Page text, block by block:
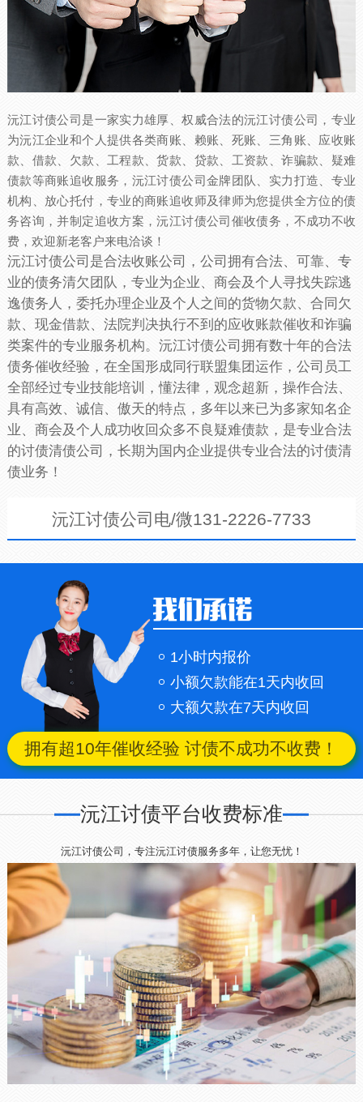
沅江讨债公司是一家实力雄厚、权威合法的沅江讨债公司，专业
为沅江企业和个人提供各类商账、赖账、死账、三角账、应收账
款、借款、欠款、工程款、货款、贷款、工资款、诈骗款、疑难
债款等商账追收服务，沅江讨债公司金牌团队、实力打造、专业
机构、放心托付，专业的商账追收师及律师为您提供全方位的债
务咨询，并制定追收方案，沅江讨债公司催收债务，不成功不收
费，欢迎新老客户来电洽谈！
沅江讨债公司是合法收账公司，公司拥有合法、可靠、专
业的债务清欠团队，专业为企业、商会及个人寻找失踪逃
逸债务人，委托办理企业及个人之间的货物欠款、合同欠
款、现金借款、法院判决执行不到的应收账款催收和诈骗
类案件的专业服务机构。沅江讨债公司拥有数十年的合法
债务催收经验，在全国形成同行联盟集团运作，公司员工
全部经过专业技能培训，懂法律，观念超新，操作合法、
具有高效、诚信、傲天的特点，多年以来已为多家知名企
业、商会及个人成功收回众多不良疑难债款，是专业合法
的讨债清债公司，长期为国内企业提供专业合法的讨债清
债业务！
沅江讨债公司电/微131-2226-7733
1小时内报价
小额欠款能在1天内收回
大额欠款在7天内收回
拥有超10年催收经验 讨债不成功不收费！
沅江讨债平台收费标准
沅江讨债公司，专注沅江讨债服务多年，让您无忧！